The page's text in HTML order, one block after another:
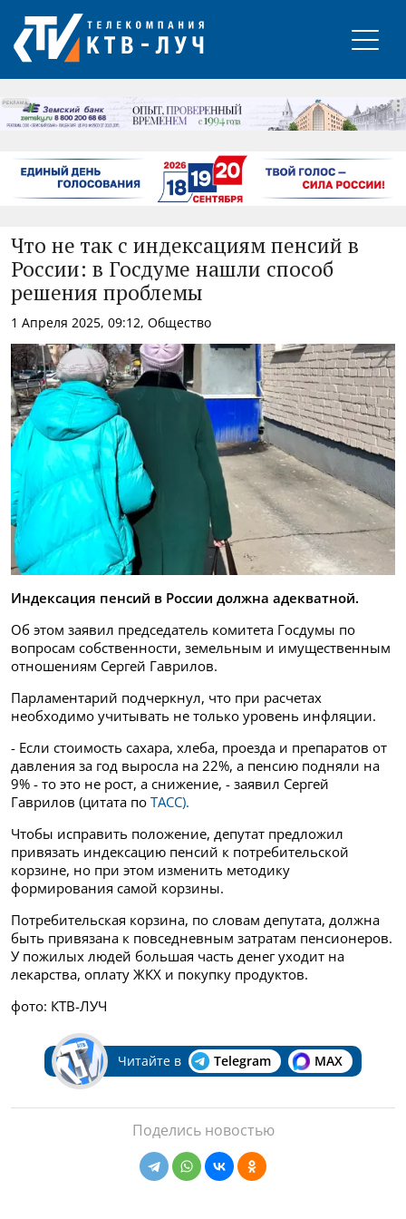
РЕКЛАМА
Что не так с индексациям пенсий в
России: в Госдуме нашли способ
решения проблемы
1 Апреля 2025, 09:12, Общество
Индексация пенсий в России должна адекватной.
Об этом заявил председатель комитета Госдумы по
вопросам собственности, земельным и имущественным
отношениям Сергей Гаврилов.
Парламентарий подчеркнул, что при расчетах
необходимо учитывать не только уровень инфляции.
- Если стоимость сахара, хлеба, проезда и препаратов от
давления за год выросла на 22%, а пенсию подняли на
9% - то это не рост, а снижение, - заявил Сергей
Гаврилов (цитата по ТАСС).
Чтобы исправить положение, депутат предложил
привязать индексацию пенсий к потребительской
корзине, но при этом изменить методику
формирования самой корзины.
Потребительская корзина, по словам депутата, должна
быть привязана к повседневным затратам пенсионеров.
У пожилых людей большая часть денег уходит на
лекарства, оплату ЖКХ и покупку продуктов.
фото: КТВ-ЛУЧ
Читайте в Telegram MAX
Поделись новостью